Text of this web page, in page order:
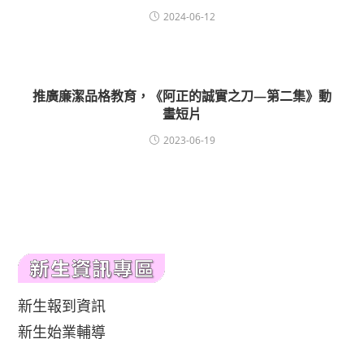
2024-06-12
推廣廉潔品格教育，《阿正的誠實之刀—第二集》動
畫短片
2023-06-19
新生報到資訊
新生始業輔導